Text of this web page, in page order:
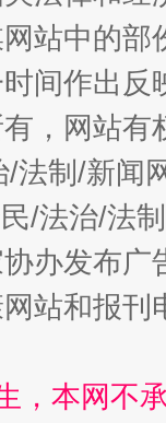
生
站中的
间作出
，网站
法制/新闻
/法治/法
协办发布
站和报
，本网不